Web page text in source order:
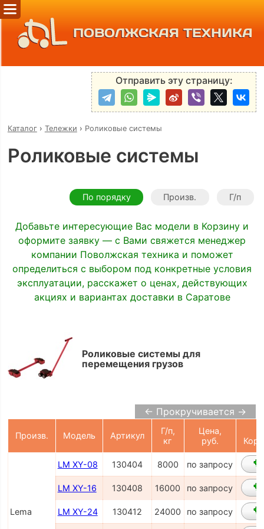
ПОВОЛЖСКАЯ ТЕХНИКА
Отправить эту страницу:
Каталог› Тележки › Роликовые системы
Роликовые системы
По порядку Произв. Г/п
Добавьте интересующие Вас модели в Корзину и
оформите заявку — с Вами свяжется менеджер
компании Поволжская техника и поможет
определиться с выбором под конкретные условия
эксплуатации, расскажет о ценах, действующих
акциях и вариантах доставки в Саратове
Роликовые системы для
перемещения грузов
← Прокручивается →
Произв. Модель Артикул
Г/п,
кг
Цена,
руб.
Lema
LM XY-08 130404 8000 по запросу
LM XY-16 130408 16000 по запросу
LM XY-24 130412 24000 по запросу